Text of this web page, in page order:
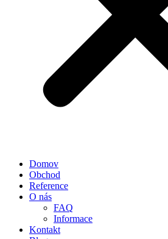
Domov
Obchod
Reference
O nás
FAQ
Informace
Kontakt